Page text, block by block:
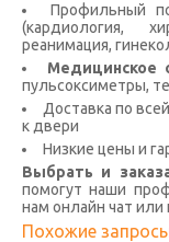
Профильный
(кардиология,
реанимация,
Медицинское
пульсоксиметры,
Доставка по
к двери
Низкие цены и
Выбрать и
помогут наши
нам онлайн чат или
Похожие